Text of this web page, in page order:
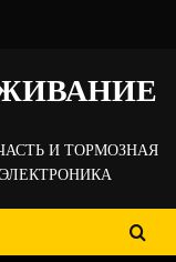
И ТОРМОЗНАЯ